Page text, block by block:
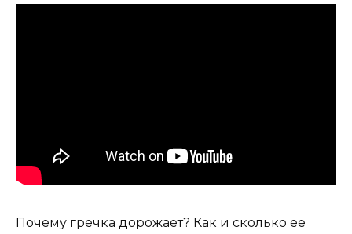
Почему гречка дорожает? Как и сколько ее